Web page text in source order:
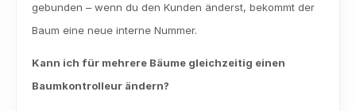
gebunden – wenn du den Kunden änderst, bekommt der
Baum eine neue interne Nummer.
Kann ich für mehrere Bäume gleichzeitig einen
Baumkontrolleur ändern?